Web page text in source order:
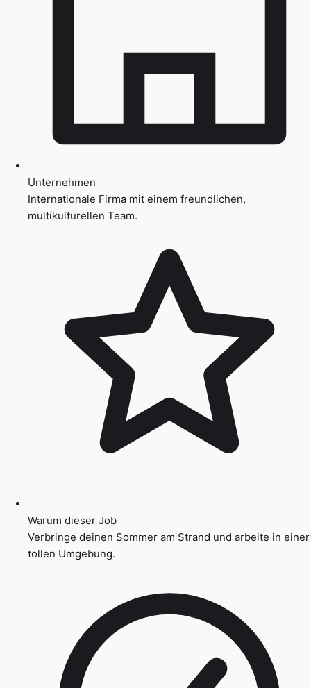
Unternehmen
Internationale Firma mit einem freundlichen,
multikulturellen Team.
Warum dieser Job
Verbringe deinen Sommer am Strand und arbeite in einer
tollen Umgebung.